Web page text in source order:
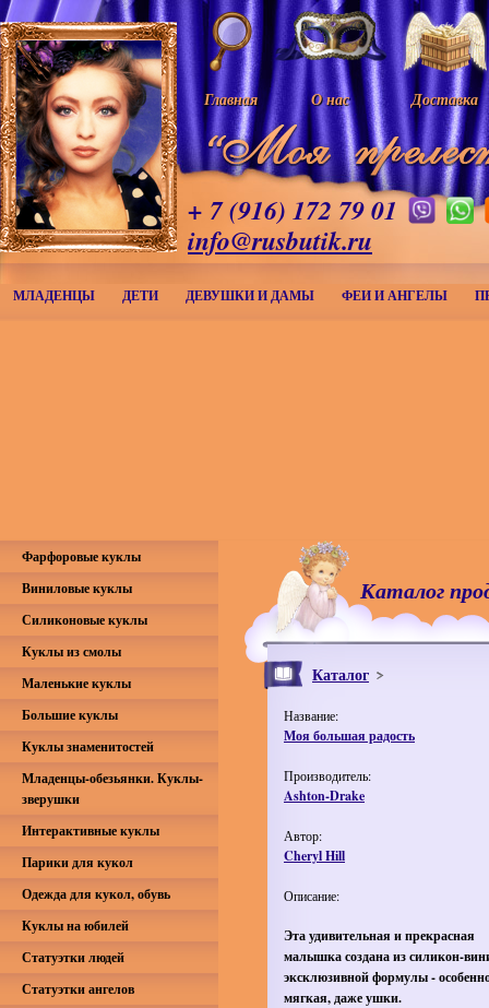
Главная О нас Доставка
+ 7 (916) 172 79 01
info@rusbutik.ru
МЛАДЕНЦЫ ДЕТИ ДЕВУШКИ И ДАМЫ ФЕИ И АНГЕЛЫ
Каталог
Каталог
Название:
Моя большая радость
Производитель:
Ashton-Drake
Автор:
Cheryl Hill
Описание:
Эта удивительная и прекрасная
малышка создана из силикон-
эксклюзивной формулы -
мягкая, даже ушки.
Фарфоровые куклы
Виниловые куклы
Силиконовые куклы
Куклы из смолы
Маленькие куклы
Большие куклы
Куклы знаменитостей
Младенцы-обезьянки. Куклы-
зверушки
Интерактивные куклы
Парики для кукол
Одежда для кукол, обувь
Куклы на юбилей
Статуэтки людей
Статуэтки ангелов